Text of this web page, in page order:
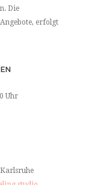
Die
erfolgt
Uhr